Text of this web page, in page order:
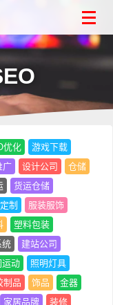
优化
游戏下载
广 设计公司
仓储
货运仓储
制
服装服饰
塑料包装
统
建站公司
运动
照明灯具
制品 饰品
金器
家居品牌
装修